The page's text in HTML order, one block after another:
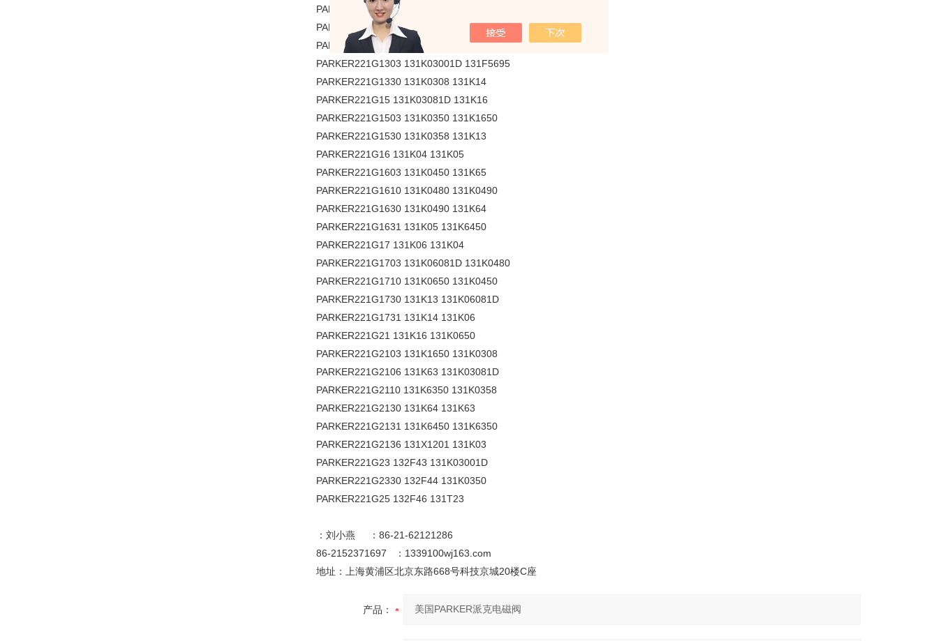
PARKER135K03 131F5695 131F4350
PARKER135K04 131F56951D 131F26
PARKER221G13 131K03 131F56951D
PARKER221G1303 131K03001D 131F5695
PARKER221G1330 131K0308 131K14
PARKER221G15 131K03081D 131K16
PARKER221G1503 131K0350 131K1650
PARKER221G1530 131K0358 131K13
PARKER221G16 131K04 131K05
PARKER221G1603 131K0450 131K65
PARKER221G1610 131K0480 131K0490
PARKER221G1630 131K0490 131K64
PARKER221G1631 131K05 131K6450
PARKER221G17 131K06 131K04
PARKER221G1703 131K06081D 131K0480
PARKER221G1710 131K0650 131K0450
PARKER221G1730 131K13 131K06081D
PARKER221G1731 131K14 131K06
PARKER221G21 131K16 131K0650
PARKER221G2103 131K1650 131K0308
PARKER221G2106 131K63 131K03081D
PARKER221G2110 131K6350 131K0358
PARKER221G2130 131K64 131K63
PARKER221G2131 131K6450 131K6350
PARKER221G2136 131X1201 131K03
PARKER221G23 132F43 131K03001D
PARKER221G2330 132F44 131K0350
PARKER221G25 132F46 131T23
：刘小燕 ：86-21-62121286
86-2152371697 ：1339100wj163.com
地址：上海黄浦区北京东路668号科技京城20楼C座
产品：